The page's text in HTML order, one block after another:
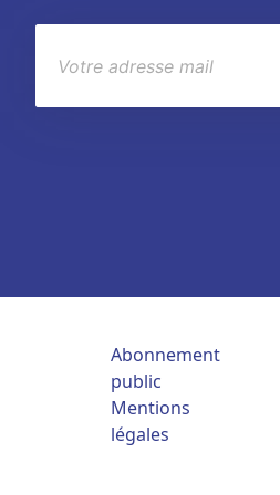
Abonnement
public
Mentions
légales